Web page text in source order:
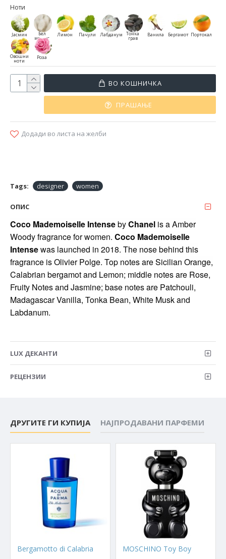
Ноти
Јасмин Бел
мошус
Лимон Пачули Лабданум Тонка
грав
Ванила Бергамот Портокал
Овошни
ноти
Роза
ВО КОШНИЧКА
ПРАШАЊЕ
Додади во листа на желби
Tags: designer women
ОПИС
Coco Mademoiselle IntensebyChanel is a Amber
Woody fragrance for women. Coco Mademoiselle
Intensewas launched in 2018. The nose behind this
fragrance is Olivier Polge. Top notes are Sicilian Orange,
Calabrian bergamot and Lemon; middle notes are Rose,
Fruity Notes and Jasmine; base notes are Patchouli,
Madagascar Vanilla, Tonka Bean, White Musk and
Labdanum.
LUX ДЕКАНТИ
РЕЦЕНЗИИ
ДРУГИТЕ ГИ КУПИЈА НАЈПРОДАВАНИ ПАРФЕМИ
Bergamotto di Calabria MOSCHINO Toy Boy